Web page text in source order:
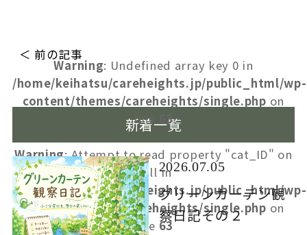
＜ 前の記事
Warning: Undefined array key 0 in
/home/keihatsu/careheights.jp/public_html/wp-
content/themes/careheights/single.php on
line
63
Warning: Attempt to read property "cat_ID" on
null in
/home/keihatsu/careheights.jp/public_html/wp-
content/themes/careheights/single.php on
line 63
新着一覧
2026.07.05
グリーンカーテン観
察日記その２